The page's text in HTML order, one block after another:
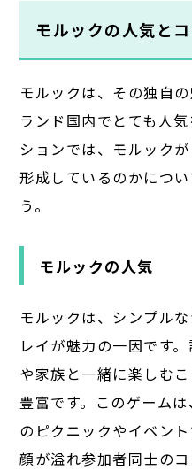
モルックの人気と
モルックは、その独自
ランド国内でとても人
ションでは、モルック
形成しているのかにつ
う。
モルックの人気
モルックは、シンプル
レイが魅力の一因です
や家族と一緒に楽しむ
豊富です。このゲーム
のピクニックやイベン
顔が溢れ参加者同士の